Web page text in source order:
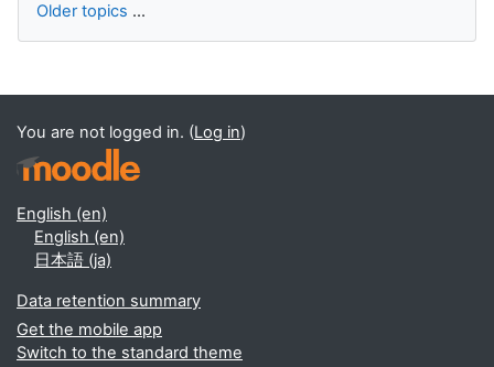
Older topics ...
Supplementary blocks
You are not logged in. (Log in)
English ‎(en)‎
English ‎(en)‎
日本語 ‎(ja)‎
Data retention summary
Get the mobile app
Switch to the standard theme